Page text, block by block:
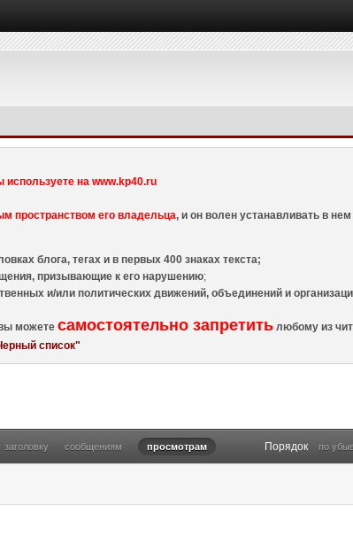
на www.kp40.ru
пространством его владельца, и он волен устанавливать в
блога, тегах и в первых 400 знаках текста;
призывающие к его нарушению;
и/или политических движений, объединений и
можетесамостоятельно запретить любому из
список"
заголовку сообщениям просмотрам Порядок по